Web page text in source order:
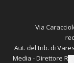
Via
Aut. del trib. di
Media - Direttore